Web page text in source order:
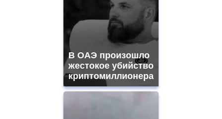
В ОАЭ произошло
жестокое убийство
криптомиллионера